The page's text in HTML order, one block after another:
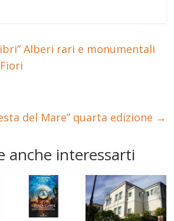
Alberi rari e monumentali
del Mare” quarta edizione →
anche interessarti